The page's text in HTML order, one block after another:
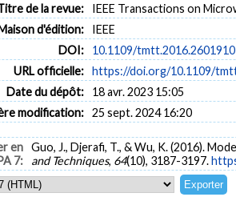
de la revue:
IEEE Transactions on
d'édition:
IEEE
DOI:
10.1109/tmtt.2016.2601910
URL officielle: https://doi.org/10.1109/
Date du dépôt:
18 avr. 2023 15:05
modification: 25 sept. 2024 16:20
en
7:
Guo, J., Djerafi, T., & Wu, K. (2016).
and Techniques, 64(10), 3187-3197.